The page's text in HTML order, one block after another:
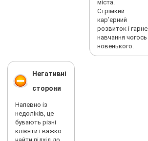
міста.
Стрімкий
карʼєрний
розвиток і гарне
навчання чогось
новенького.
Негативні
сторони
Напевно із
недоліків, це
бувають різні
клієнти і важко